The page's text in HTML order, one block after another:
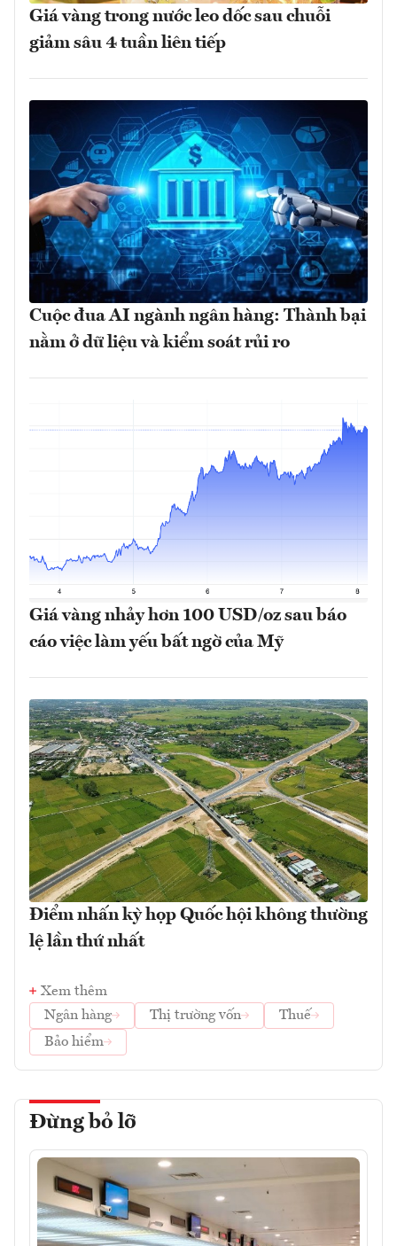
Giá vàng trong nước leo dốc sau chuỗi
giảm sâu 4 tuần liên tiếp
Cuộc đua AI ngành ngân hàng: Thành bại
nằm ở dữ liệu và kiểm soát rủi ro
Giá vàng nhảy hơn 100 USD/oz sau báo
cáo việc làm yếu bất ngờ của Mỹ
Điểm nhấn kỳ họp Quốc hội không thường
lệ lần thứ nhất
Xem thêm
Ngân hàng
Thị trường vốn
Thuế
Bảo hiểm
Đừng bỏ lỡ